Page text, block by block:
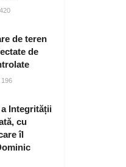
420
de teren
de
196
a Integrității
cu
îl